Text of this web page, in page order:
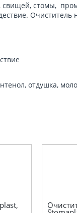
свищей, стомы,
отдушка,